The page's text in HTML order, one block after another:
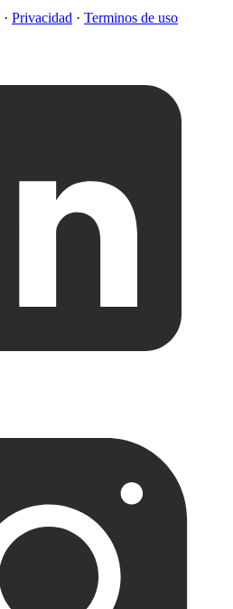
· Privacidad · Terminos de uso